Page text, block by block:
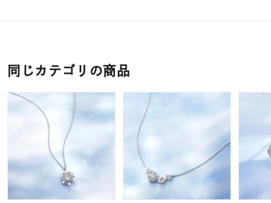
同じカテゴリの商品